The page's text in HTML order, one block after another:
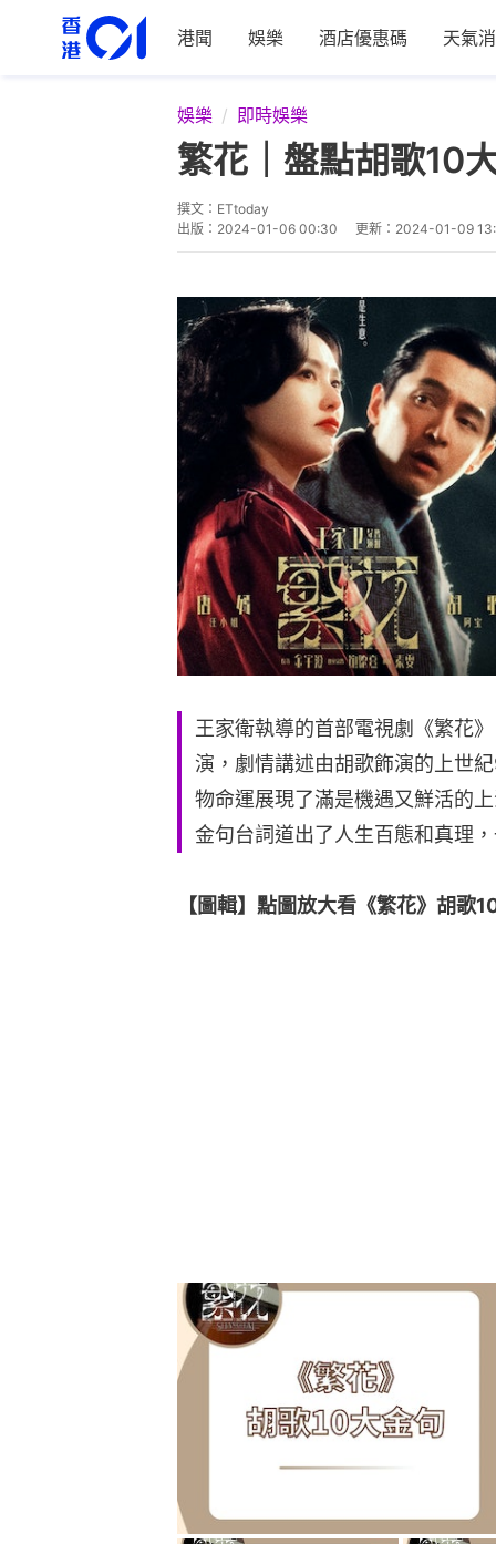
港聞 娛樂 酒店優惠碼 天氣
娛樂 即時娛樂
繁花｜盤點胡歌10
撰文： ETtoday
出版： 2024-01-06 00:30 更新： 2024-01-09
王家衛執導的首部電視劇《繁花
演，劇情講述由胡歌飾演的上世
物命運展現了滿是機遇又鮮活的
金句台詞道出了人生百態和真理
【圖輯】點圖放大看《繁花》胡歌